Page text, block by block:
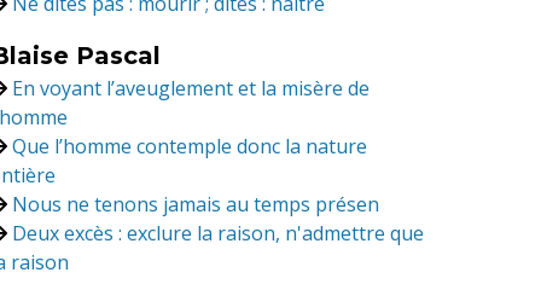
Pascal
En voyant l’aveuglement et la misère de
Que l’homme contemple donc la nature
Nous ne tenons jamais au temps présen
Deux excès : exclure la raison, n'admettre que
raison